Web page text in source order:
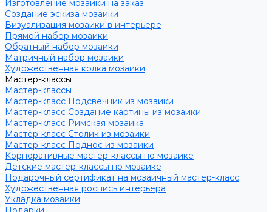
Изготовление мозаики на заказ
Создание эскиза мозаики
Визуализация мозаики в интерьере
Прямой набор мозаики
Обратный набор мозаики
Матричный набор мозаики
Художественная колка мозаики
Мастер-классы
Мастер-классы
Мастер-класс Подсвечник из мозаики
Мастер-класс Создание картины из мозаики
Мастер-класс Римская мозаика
Мастер-класс Столик из мозаики
Мастер-класс Поднос из мозаики
Корпоративные мастер-классы по мозаике
Детские мастер-классы по мозаике
Подарочный сертификат на мозаичный мастер-класс
Художественная роспись интерьера
Укладка мозаики